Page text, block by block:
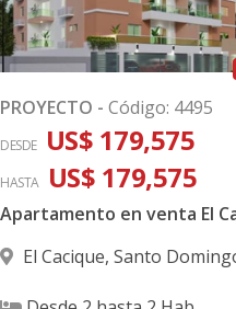
PROYECTO - Código: 4495
DESDE US$ 179,575
HASTA US$ 179,575
El Cacique, Santo